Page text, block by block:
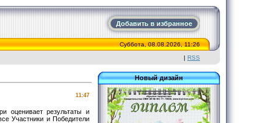
Добавить в избранное
Суббота, 08.08.2026, 11:26
| RSS
11:47
оценивает результаты и
Участники и Победители
Новый дизайн